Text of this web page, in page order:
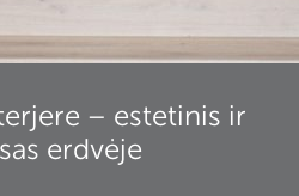
– estetinis ir
erdvėje